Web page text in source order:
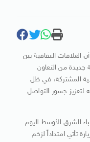
العلاقات الثقافية بين
من التعاون
المشتركة، في ظل
لتعزيز جسور التواصل
الشرق الأوسط اليوم
تأتي امتداداً لزخم